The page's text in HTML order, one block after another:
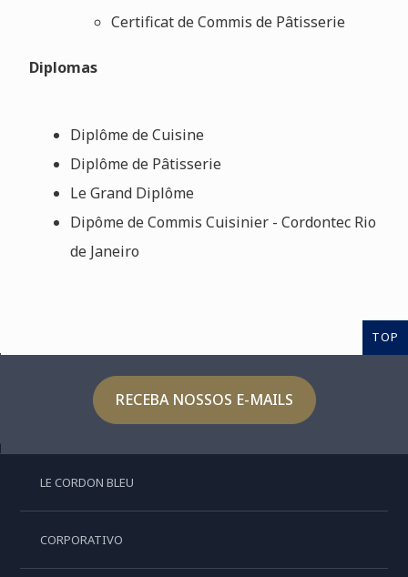
Certificat de Commis de Pâtisserie
Diplomas
Diplôme de Cuisine
Diplôme de Pâtisserie
Le Grand Diplôme
Dipôme de Commis Cuisinier - Cordontec Rio
de Janeiro
TOP
RECEBA NOSSOS E-MAILS
LE CORDON BLEU
CORPORATIVO